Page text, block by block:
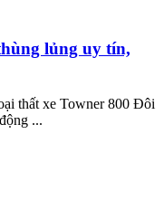
lủng uy tín,
thất xe Towner 800 Đôi
...